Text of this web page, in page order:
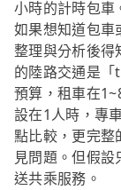
小時的計時包車
如果想知道包車
整理與分析後得
的陸路交通是
預算，租車在
設在1人時，專
點比較，更完整
見問題。但假
送共乘服務。